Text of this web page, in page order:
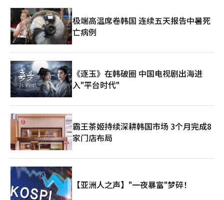
用的叛乱嫌疑与尹前总统联系起来，将成为未来调查的最大分水
岭。尹前总统的首次传唤调查将成为综合特别检察官调查指向疑云
顶点的起点。※ 本报道经人工智能（AI）系统翻译与编辑。
极端高温席卷韩国 连续五天报告中暑死
亡病例
《逐玉》在韩破圈 中国电视剧出海进
入"平台时代"
霸王茶姬持续深耕韩国市场 3个月完成8
家门店布局
【亚洲人之声】"一夜暴富"梦碎！